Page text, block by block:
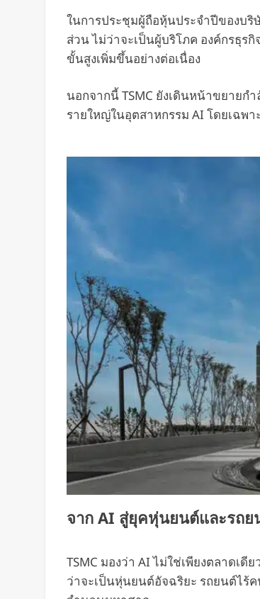
ในการประชุมผู้ถือหุ้นประจำปีของบริ
ส่วน ไม่ว่าจะเป็นผู้บริโภค องค์กรธุร
ขั้นสูงเพิ่มขึ้นอย่างต่อเนื่อง
นอกจากนี้ TSMC ยังเดินหน้าขยายก
รายใหญ่ในอุตสาหกรรม AI โดยเฉพ
จาก AI สู่ยุคหุ่นยนต์และรถย
TSMC มองว่า AI ไม่ใช่เพียงตลาดเ
ว่าจะเป็นหุ่นยนต์อัจฉริยะ รถยนต์ไร้